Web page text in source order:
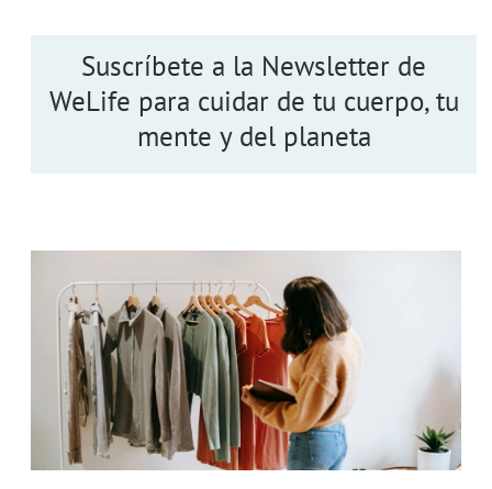
Suscríbete a la Newsletter de
WeLife para cuidar de tu cuerpo, tu
mente y del planeta